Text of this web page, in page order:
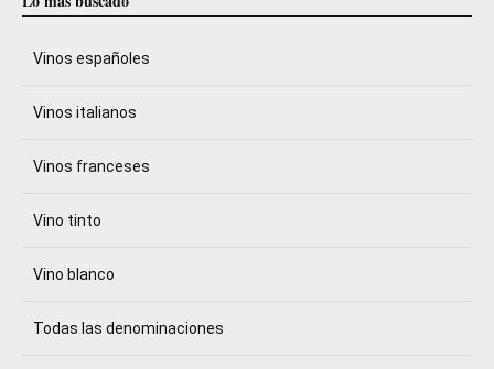
Vinos españoles
Vinos italianos
Vinos franceses
Vino tinto
Vino blanco
Todas las denominaciones